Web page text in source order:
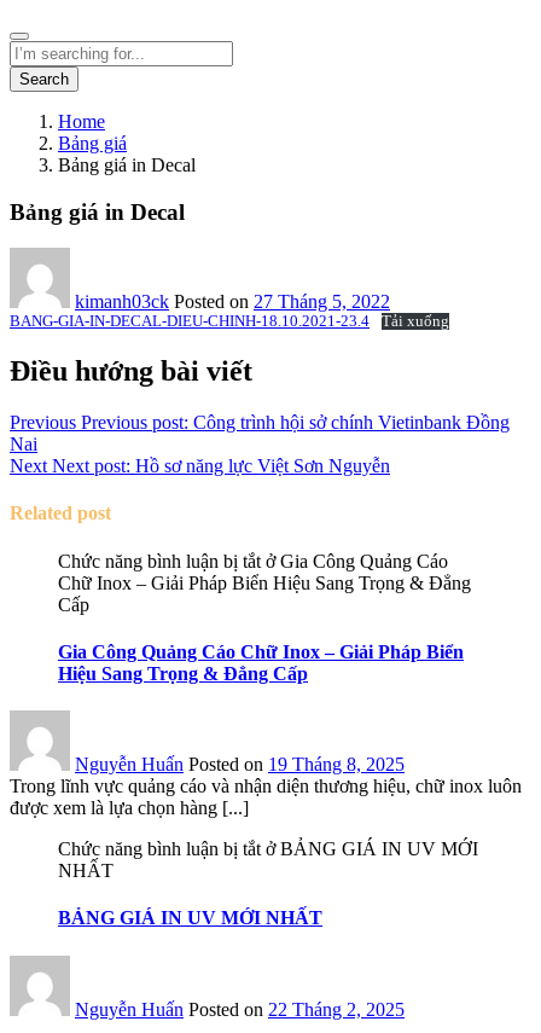
Search
Home
Bảng giá
Bảng giá in Decal
Bảng giá in Decal
kimanh03ck Posted on 27 Tháng 5, 2022
BANG-GIA-IN-DECAL-DIEU-CHINH-18.10.2021-23.4 Tải xuống
Điều hướng bài viết
Previous Previous post: Công trình hội sở chính Vietinbank Đồng
Nai
Next Next post: Hồ sơ năng lực Việt Sơn Nguyễn
Related post
Chức năng bình luận bị tắt ở Gia Công Quảng Cáo
Chữ Inox – Giải Pháp Biển Hiệu Sang Trọng & Đẳng
Cấp
Gia Công Quảng Cáo Chữ Inox – Giải Pháp Biển
Hiệu Sang Trọng & Đẳng Cấp
Nguyễn Huấn Posted on 19 Tháng 8, 2025
Trong lĩnh vực quảng cáo và nhận diện thương hiệu, chữ inox luôn
được xem là lựa chọn hàng [...]
Chức năng bình luận bị tắt ở BẢNG GIÁ IN UV MỚI
NHẤT
BẢNG GIÁ IN UV MỚI NHẤT
Nguyễn Huấn Posted on 22 Tháng 2, 2025